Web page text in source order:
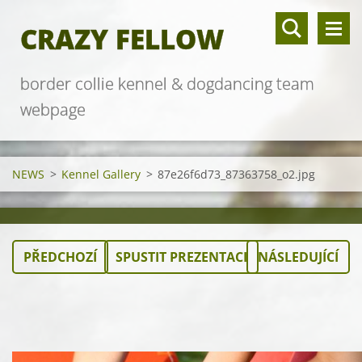
CRAZY FELLOW
border collie kennel & dogdancing team
webpage
NEWS > Kennel Gallery > 87e26f6d73_87363758_o2.jpg
PŘEDCHOZÍ SPUSTIT PREZENTACI NÁSLEDUJÍCÍ